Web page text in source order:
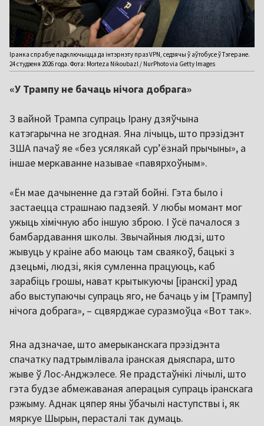
Іранка спрабуе падключыцца да інтэрнэту праз VPN, седзячы ў аўтобусе ў Тэгеране.
24 студзеня 2026 года. Фота: Morteza Nikoubazl / NurPhoto via Getty Images
«У Трампу не бачаць нічога добрага»
З вайной Трампа супраць Ірану дзяўчына
катэгарычна не згодная. Яна лічыць, што прэзідэнт
ЗША пачаў яе «без усялякай сур’ёзнай прычыны», а
іншае меркаванне называе «павярхоўным».
«Ён мае дачыненне да гэтай бойні. Гэта было і
застаецца страшнаю падзеяй. У любы момант мог
ужыць хімічную або іншую зброю. І ўсё пачалося з
бамбардавання школы. Звычайныя людзі, што
жывуць у краіне або маюць там сваякоў, бацькі з
дзецьмі, людзі, якія сумленна працуюць, каб
зарабіць грошы, нават крытыкуючы [іранскі] урад
або выступаючы супраць яго, не бачаць у ім [Трампу]
нічога добрага», – сцвярджае суразмоўца «Вот так».
Яна адзначае, што амерыканскага прэзідэнта
спачатку падтрымлівала іранская дыяспара, што
жыве ў Лос-Анджэлесе. Яе прадстаўнікі лічылі, што
гэта будзе абмежаваная аперацыя супраць іранскага
рэжыму. Аднак цяпер яны ўбачылі наступствы і, як
мяркуе Шырын, перасталі так думаць.